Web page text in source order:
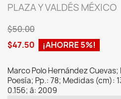
PLAZA Y VALDÉS MÉXICO
$50.00
$47.50
¡AHORRE 5%!
Marco Polo Hernández Cuevas;
Poesía; Pp.: 78; Medidas (cm):
0.156; â: 2009